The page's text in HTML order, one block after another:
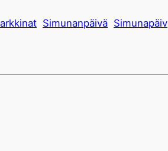
Simunanpäivä Simunapäiv